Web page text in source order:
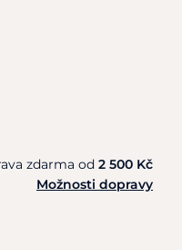
zdarma od 2 500 Kč
Možnosti dopravy